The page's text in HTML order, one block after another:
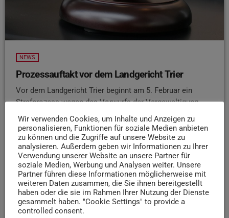
NEWS
Prozessauftakt vor dem Landgericht Trier
Vor dem Landgericht Trier beginnt am 5. Februar ein
Strafprozess wegen des Vorwurfs der Vergewaltigung.
Angeklagt ist ein 30-jähriger Mann, der laut
Staatsanwaltschaft am 12. August 2025 in einer Trierer
Parkanlage gegen den erkennbaren Willen der
Geschädigten sexuelle Handlungen vorgenommen haben
soll. Die Verhandlung führt die 1. Große Strafkammer
unter dem Vorsitz von Richterin Dr. Theresa Hardt. Der
Angeklagte ist bislang nicht vorbestraft und befindet sich
derzeit in Untersuchungshaft.
today 26. JANUAR 2026
Wir verwenden Cookies, um Inhalte und Anzeigen zu
personalisieren, Funktionen für soziale Medien anbieten
zu können und die Zugriffe auf unsere Website zu
analysieren. Außerdem geben wir Informationen zu Ihrer
Verwendung unserer Website an unsere Partner für
soziale Medien, Werbung und Analysen weiter. Unsere
Partner führen diese Informationen möglicherweise mit
weiteren Daten zusammen, die Sie ihnen bereitgestellt
haben oder die sie im Rahmen Ihrer Nutzung der Dienste
gesammelt haben. "Cookie Settings" to provide a
controlled consent.